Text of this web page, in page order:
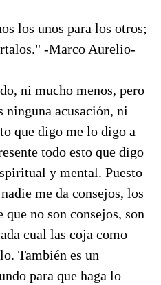
los unos para los otros;
-Marco Aurelio-
ni mucho menos, pero
ninguna acusación, ni
que digo me lo digo a
todo esto que digo
y mental. Puesto
me da consejos, los
que no son consejos, son
cual las coja como
También es un
para que haga lo